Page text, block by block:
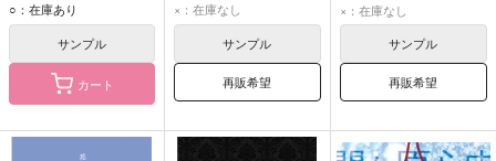
徳川家康
○：在庫あり
サンプル
カート
×：在庫なし
サンプル
再販希望
石田三成
×：在庫なし
サンプル
再販希望